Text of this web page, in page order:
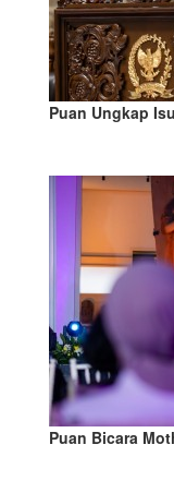
Puan Ungkap
Puan Bicara